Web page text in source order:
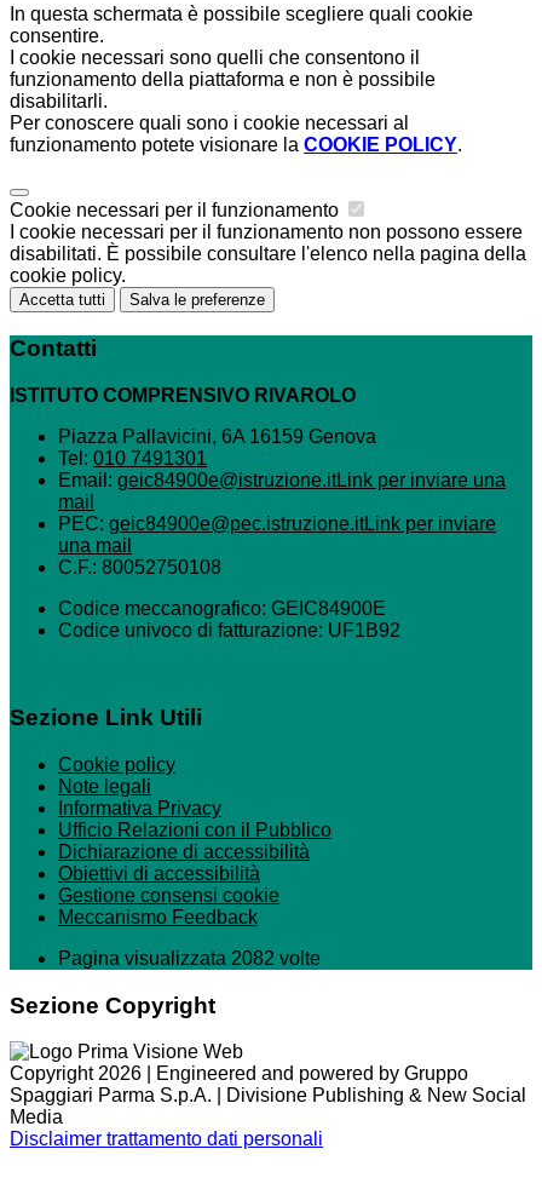
In questa schermata è possibile scegliere quali cookie
consentire.
I cookie necessari sono quelli che consentono il
funzionamento della piattaforma e non è possibile
disabilitarli.
Per conoscere quali sono i cookie necessari al
funzionamento potete visionare la COOKIE POLICY.
Cookie necessari per il funzionamento
I cookie necessari per il funzionamento non possono essere
disabilitati. È possibile consultare l'elenco nella pagina della
cookie policy.
Accetta tutti Salva le preferenze
Contatti
ISTITUTO COMPRENSIVO RIVAROLO
Piazza Pallavicini, 6A 16159 Genova
Tel: 010 7491301
Email: geic84900e@istruzione.itLink per inviare una
mail
PEC: geic84900e@pec.istruzione.itLink per inviare
una mail
C.F.: 80052750108
Codice meccanografico: GEIC84900E
Codice univoco di fatturazione: UF1B92
Sezione Link Utili
Cookie policy
Note legali
Informativa Privacy
Ufficio Relazioni con il Pubblico
Dichiarazione di accessibilità
Obiettivi di accessibilità
Gestione consensi cookie
Meccanismo Feedback
Pagina visualizzata 2082 volte
Sezione Copyright
Copyright 2026 | Engineered and powered by Gruppo
Spaggiari Parma S.p.A. | Divisione Publishing & New Social
Media
Disclaimer trattamento dati personali